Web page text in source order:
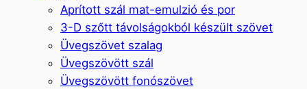
Aprított szál mat-emulzió és por
3-D szőtt távolságokból készült szövet
Üvegszövet szalag
Üvegszövött szál
Üvegszövött fonószövet